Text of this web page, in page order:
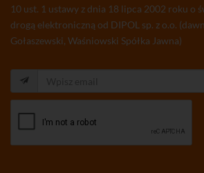
10 ust. 1 ustawy z dnia 18 lipca 2002 roku o
drogą elektroniczną od DIPOL sp. z o.o.
Gołaszewski, Waśniowski Spółka Jawna)